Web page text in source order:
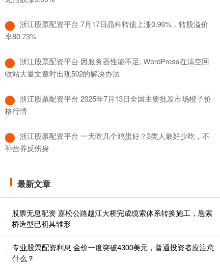
​浙江股票配资平台 7月17日晶科转债上涨0.96%，转股溢价
率80.73%
​浙江股票配资平台 因服务器性能不足, WordPress在清空回
收站大量文章时出现502的解决办法
​浙江股票配资平台 2025年7月13日全国主要批发市场橙子价
格行情
​浙江股票配资平台 一天吃几个鸡蛋好？3类人最好少吃，不
补营养反伤身
最新文章
股票无息配资 嘉松公路越江大桥完成缆索体系转换施工，悬索
桥造型已初具雏形
专业股票配资利息 金价一度突破4300美元，普通投资者应注意
什么？